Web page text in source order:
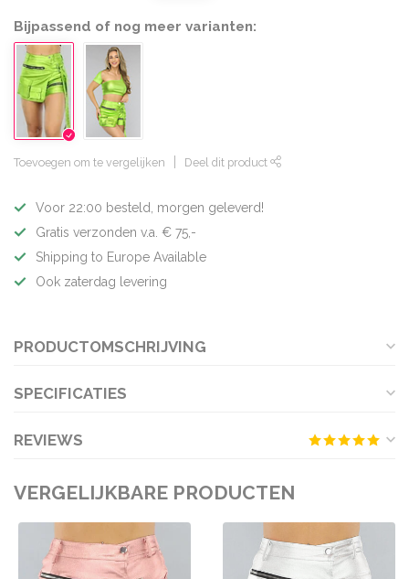
Bijpassend of nog meer varianten:
Toevoegen om te vergelijken Deel dit product
Voor 22:00 besteld, morgen geleverd!
Gratis verzonden v.a. € 75,-
Shipping to Europe Available
Ook zaterdag levering
PRODUCTOMSCHRIJVING
SPECIFICATIES
REVIEWS
VERGELIJKBARE PRODUCTEN